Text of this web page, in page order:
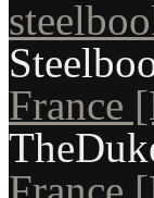
France